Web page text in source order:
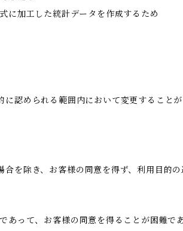
に加工した統計データを作成するため
認められる範囲内において変更すること
を除き、お客様の同意を得ず、利用目的
あって、お客様の同意を得ることが困難で